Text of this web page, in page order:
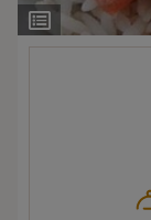
Ingrediëntenlijst